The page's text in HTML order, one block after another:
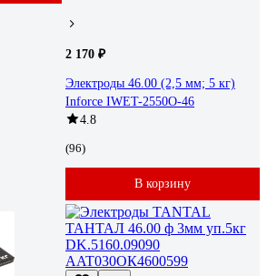
2 170 ₽
Электроды 46.00 (2,5 мм; 5 кг)
Inforce IWET-2550O-46
4.8
(96)
В корзину